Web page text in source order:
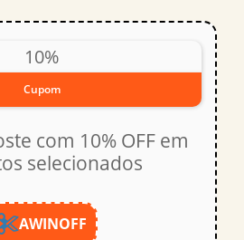
10%
Cupom
com 10% OFF em
selecionados
AWINOFF